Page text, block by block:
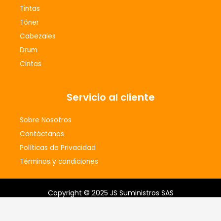
Tintas
Tóner
Cabezales
Drum
Cintas
Servicio al cliente
Sobre Nosotros
Contáctanos
Políticas de Privacidad
Términos y condiciones
Copyright © 2025 JS Suministros SAS